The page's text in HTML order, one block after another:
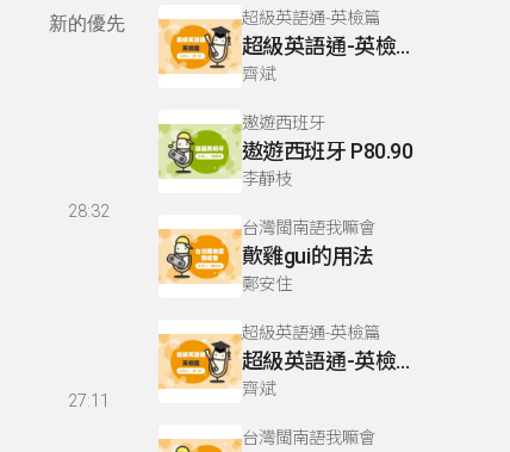
新的優先
28:32
27:11
超級英語通-英檢篇
超級英語通-英檢篇 083 Cloze Test/段落填空-13
齊斌
遨遊西班牙
遨遊西班牙 P80.90
李靜枝
台灣閩南語我嘛會
歕雞gui的用法
鄭安住
超級英語通-英檢篇
超級英語通-英檢篇 035 Weekend Trip- 週末旅遊
齊斌
台灣閩南語我嘛會